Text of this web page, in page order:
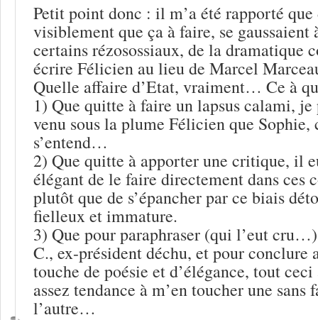
Petit point donc : il m’a été rapporté que
visiblement que ça à faire, se gaussaient
certains rézosossiaux, de la dramatique
écrire Félicien au lieu de Marcel
Quelle affaire d’Etat, vraiment… Ce à
1) Que quitte à faire un lapsus calami,
venu sous la plume Félicien que
s’entend…
2) Que quitte à apporter une critique, il
élégant de le faire directement dans ces
plutôt que de s’épancher par ce biais
fielleux et immature.
3) Que pour paraphraser (qui l’eut
C., ex-président déchu, et pour conclure
touche de poésie et d’élégance, tout
assez tendance à m’en toucher une sans
l’autre…